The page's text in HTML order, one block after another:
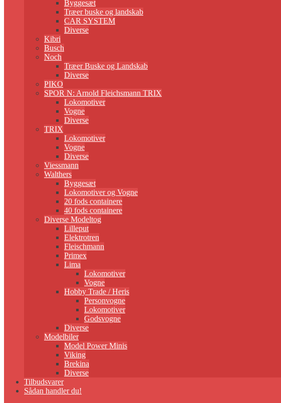
Byggesæt
Træer buske og landskab
CAR SYSTEM
Diverse
Kibri
Busch
Noch
Træer Buske og Landskab
Diverse
PIKO
SPOR N: Arnold Fleichsmann TRIX
Lokomotiver
Vogne
Diverse
TRIX
Lokomotiver
Vogne
Diverse
Viessmann
Walthers
Byggesæt
Lokomotiver og Vogne
20 fods containere
40 fods containere
Diverse Modeltog
Lilleput
Elektrotren
Fleischmann
Primex
Lima
Lokomotiver
Vogne
Hobby Trade / Heris
Personvogne
Lokomotiver
Godsvogne
Diverse
Modelbiler
Model Power Minis
Viking
Brekina
Diverse
Tilbudsvarer
Sådan handler du!